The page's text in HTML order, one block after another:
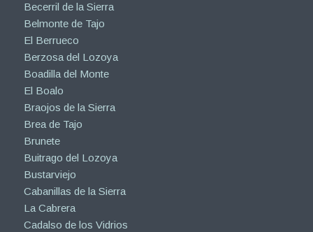
Becerril de la Sierra
Belmonte de Tajo
El Berrueco
Berzosa del Lozoya
Boadilla del Monte
El Boalo
Braojos de la Sierra
Brea de Tajo
Brunete
Buitrago del Lozoya
Bustarviejo
Cabanillas de la Sierra
La Cabrera
Cadalso de los Vidrios